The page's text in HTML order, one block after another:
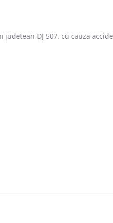
DJ 507, cu cauza